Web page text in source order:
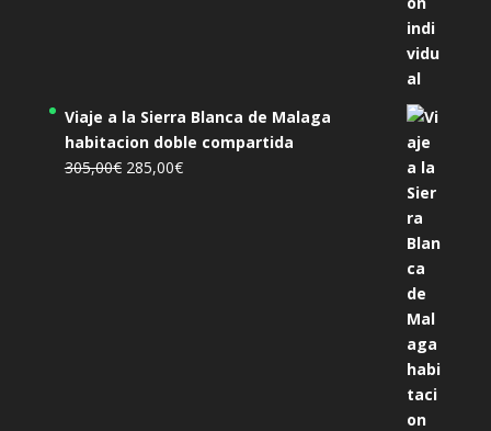
Viaje a la Sierra Blanca de Malaga
habitacion doble compartida
305,00€ El
285,00€El